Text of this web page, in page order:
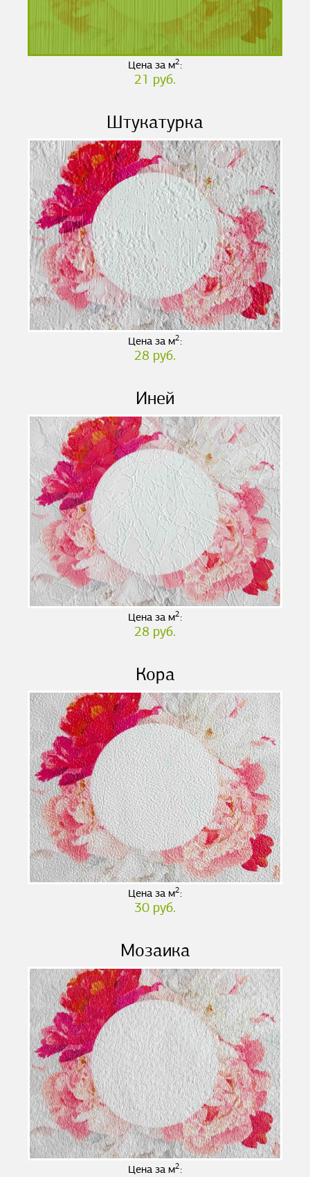
Цена за м2:
21 руб.
Штукатурка
Цена за м2:
28 руб.
Иней
Цена за м2:
28 руб.
Кора
Цена за м2:
30 руб.
Мозаика
Цена за м2: